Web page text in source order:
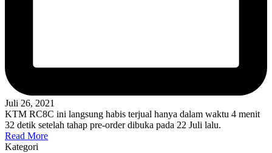
Juli 26, 2021
KTM RC8C ini langsung habis terjual hanya dalam waktu 4 menit
32 detik setelah tahap pre-order dibuka pada 22 Juli lalu.
Read More
Kategori